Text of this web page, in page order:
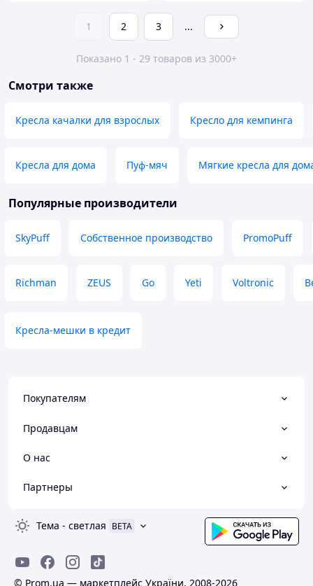
1 2 3 ...
Показано 1 - 29 товаров из 3000+
Смотри также
Кресла качалки для взрослых Кресло для кемпинга
Кресла для дома Пуф-мяч Мягкие кресла для
Популярные производители
SkyPuff Собственное производство PromoPuff
Richman ZEUS Go Yeti Voltronic
Кресла-мешки в кредит
Покупателям
Продавцам
О нас
Партнеры
Тема - светлая BETA
© Prom.ua — маркетплейс України, 2008-2026